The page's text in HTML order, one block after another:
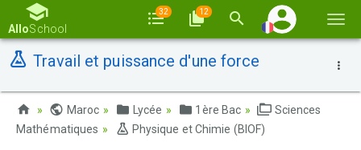
la
AlloSchool
32 12
Travail et puissance d'une force
Maroc Lycée 1ère Bac
Sciences
Mathématiques
Physique et Chimie (BIOF)